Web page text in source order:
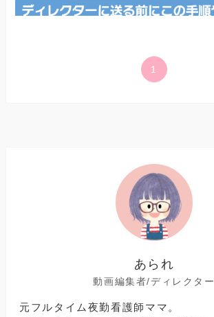
1
あられ
動画編集者/ディレクター
元フルタイム夜勤看護師ママ。